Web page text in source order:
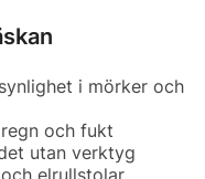
i mörker och
och fukt
utan verktyg
elrullstolar